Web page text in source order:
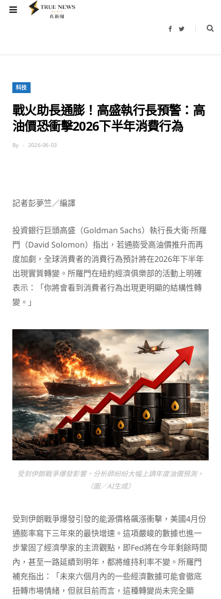
F
b
T
t
科技
戰火助長通膨！高盛執行長預警：高
油價恐衝擊2026下半年消費行為
By 2026-06-03
記者彭夢竺／編譯
投資銀行巨頭高盛（Goldman Sachs）執行長大衛·所羅
門（David Solomon）指出，若通膨受高油價推升而再
度加劇，全球消費者的消費行為預計將在2026年下半年
出現實質轉變。所羅門在紐約經濟俱樂部的活動上明確
表示：「你將會看到消費者行為出現更明顯的結構性轉
變。」
受到伊朗戰爭爆發影響，分析師紛紛大幅上調年度油價預測。
（圖／AI生成）
受到伊朗戰爭爆發引發的能源價格飆漲衝擊，美國4月份
通膨率寫下三年來的最快增速。這項嚴峻的數據也進一
步鞏固了經濟學家的主流觀點，即Fed將在今年剩餘時間
內，甚至一路延續到明年，都將維持利率不變。所羅門
補充指出：「未來六個月內的一些經濟數據可能會徹底
扭轉市場情緒，但就目前而言，這種轉變尚未完全顯